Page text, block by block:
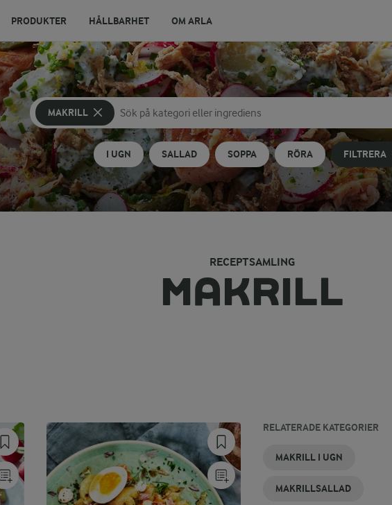
PRODUKTER HÅLLBARHET OM ARLA
MAKRILL
Sök på kategori eller ingrediens
Skriv in sökord för att få förslag
I UGN SALLAD SOPPA RÖRA FILTRERA
RECEPTSAMLING
MAKRILL
RELATERADE KATEGORIER
MAKRILL I UGN
MAKRILLSALLAD